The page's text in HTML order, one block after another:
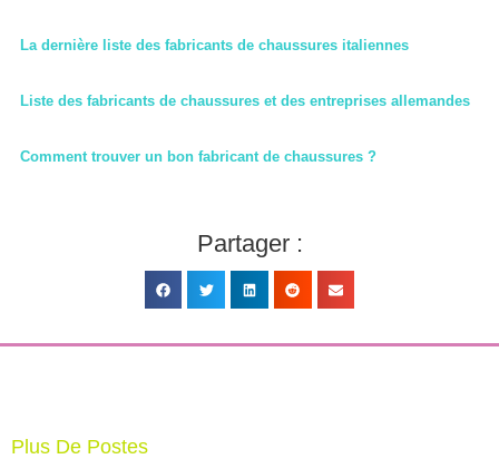
La dernière liste des fabricants de chaussures italiennes
Liste des fabricants de chaussures et des entreprises allemandes
Comment trouver un bon fabricant de chaussures ?
Partager :
Plus De Postes